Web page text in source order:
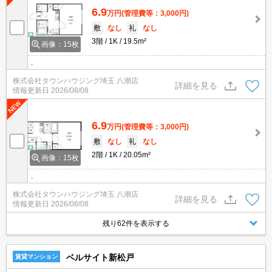
画像：15枚
6.9万円(管理費等：3,000円)
敷
なし 礼
なし
3階
1K 19.5m²
株式会社タウンハウジング埼玉 八潮店
情報更新日 2026/08/08
詳細を見る
画像：15枚
6.9万円(管理費等：3,000円)
敷
なし 礼
なし
2階
1K 20.05m²
株式会社タウンハウジング埼玉 八潮店
情報更新日 2026/08/08
詳細を見る
残り62件を表示する
賃貸マンション ベルサイト新松戸